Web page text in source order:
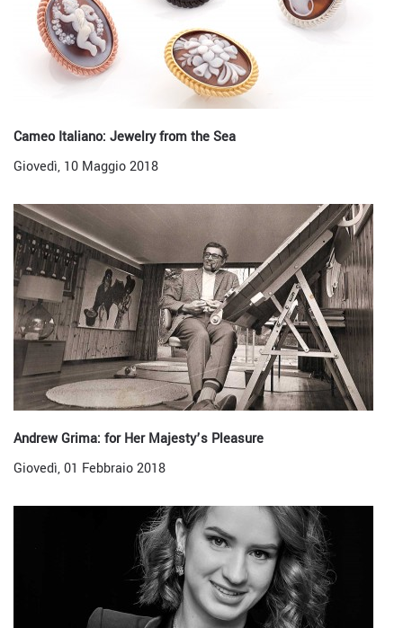
Cameo Italiano: Jewelry from the Sea
Giovedì, 10 Maggio 2018
Andrew Grima: for Her Majesty’s Pleasure
Giovedì, 01 Febbraio 2018